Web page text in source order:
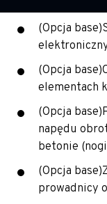
(Opcja
(Opcja
elementach
(Opcja
napędu
betonie
(Opcja
prowadnicy